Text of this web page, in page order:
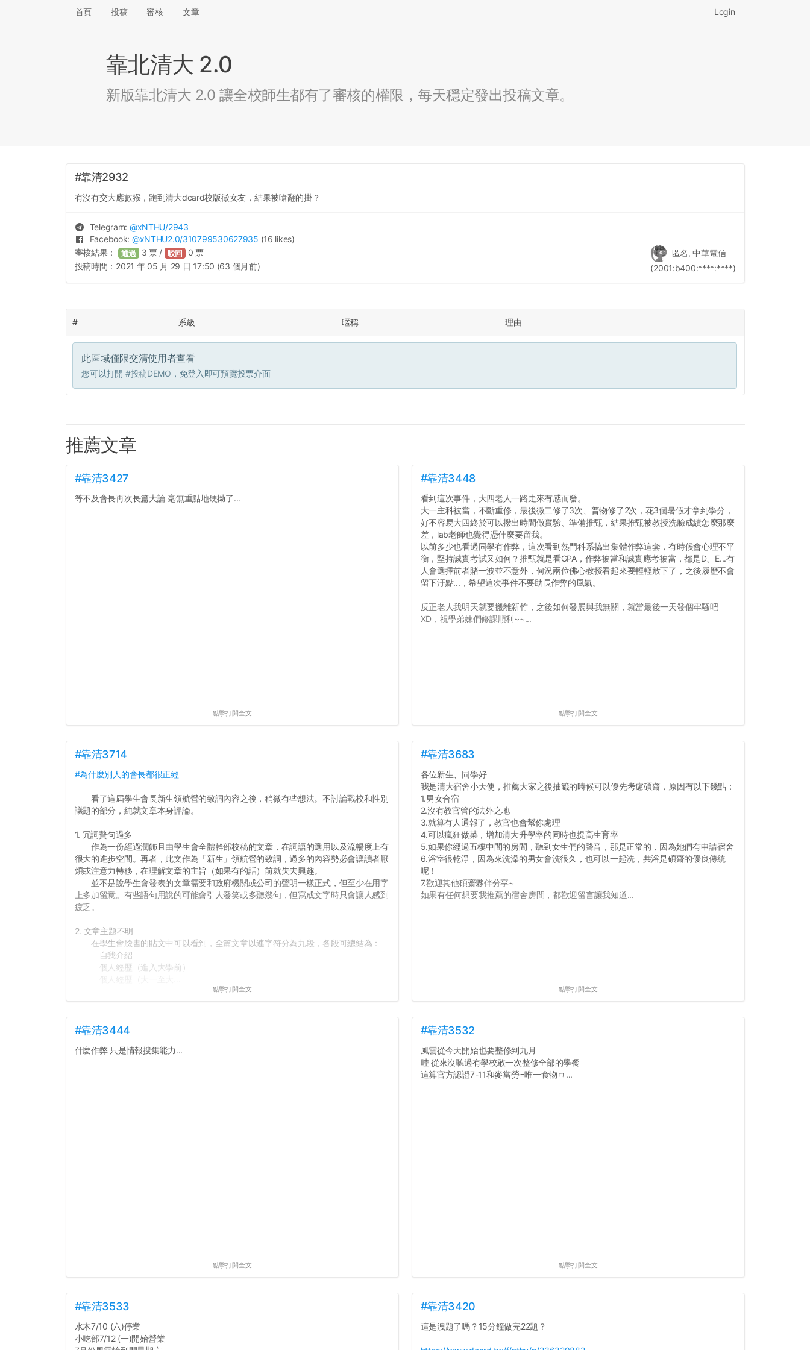
首頁 投稿 審核 文章 Login
靠北清大 2.0
新版靠北清大 2.0 讓全校師生都有了審核的權限，每天穩定發出投稿文章。
#靠清2932
有沒有交大應數猴，跑到清大dcard校版徵女友，結果被嗆翻的掛？
Telegram: @xNTHU/2943
Facebook: @xNTHU2.0/310799530627935 (16 likes)
匿名, 中華電信
(2001:b400:****:****)
審核結果： 通過 3 票 / 駁回 0 票
投稿時間： 2021 年 05 月 29 日 17:50 (63 個月前)
# 系級 暱稱 理由
此區域僅限交清使用者查看
您可以打開 #投稿DEMO ，免登入即可預覽投票介面
推薦文章
#靠清3427
等不及會長再次長篇大論 毫無重點地硬拗了...
點擊打開全文
#靠清3448
看到這次事件，大四老人一路走來有感而發。
大一主科被當，不斷重修，最後微二修了3次、普物修了2次，花3個暑假才拿到學分，
好不容易大四終於可以撥出時間做實驗、準備推甄，結果推甄被教授洗臉成績怎麼那麼
差，lab老師也覺得憑什麼要留我。
以前多少也看過同學有作弊，這次看到熱門科系搞出集體作弊這套，有時候會心理不平
衡，堅持誠實考試又如何？推甄就是看GPA，作弊被當和誠實應考被當，都是D、E...有
人會選擇前者賭一波並不意外，何況兩位佛心教授看起來要輕輕放下了，之後履歷不會
留下汙點...，希望這次事件不要助長作弊的風氣。
反正老人我明天就要搬離新竹，之後如何發展與我無關，就當最後一天發個牢騷吧
XD，祝學弟妹們修課順利~~...
點擊打開全文
#靠清3714
#為什麼別人的會長都很正經
看了這屆學生會長新生領航營的致詞內容之後，稍微有些想法。不討論戰校和性別
議題的部分，純就文章本身評論。
1. 冗詞贅句過多
作為一份經過潤飾且由學生會全體幹部校稿的文章，在詞語的選用以及流暢度上有
很大的進步空間。再者，此文作為「新生」領航營的致詞，過多的內容勢必會讓讀者厭
煩或注意力轉移，在理解文章的主旨（如果有的話）前就失去興趣。
並不是說學生會發表的文章需要和政府機關或公司的聲明一樣正式，但至少在用字
上多加留意。有些語句用說的可能會引人發笑或多聽幾句，但寫成文字時只會讓人感到
疲乏。
2. 文章主題不明
在學生會臉書的貼文中可以看到，全篇文章以連字符分為九段，各段可總結為：
自我介紹
個人經歷（進入大學前）
點擊打開全文
#靠清3683
各位新生、同學好
我是清大宿舍小天使，推薦大家之後抽籤的時候可以優先考慮碩齋，原因有以下幾點：
1.男女合宿
2.沒有教官管的法外之地
3.就算有人通報了，教官也會幫你處理
4.可以瘋狂做菜，增加清大升學率的同時也提高生育率
5.如果你經過五樓中間的房間，聽到女生們的聲音，那是正常的，因為她們有申請宿舍
6.浴室很乾淨，因為來洗澡的男女會洗很久，也可以一起洗，共浴是碩齋的優良傳統
呢！
7.歡迎其他碩齋夥伴分享~
如果有任何想要我推薦的宿舍房間，都歡迎留言讓我知道...
點擊打開全文
#靠清3444
什麼作弊 只是情報搜集能力...
點擊打開全文
#靠清3532
風雲從今天開始也要整修到九月
哇 從來沒聽過有學校敢一次整修全部的學餐
這算官方認證7-11和麥當勞=唯一食物ㄇ...
點擊打開全文
#靠清3533
水木7/10 (六)停業
小吃部7/12 (一)開始營業
#靠清3420
這是洩題了嗎？15分鐘做完22題？